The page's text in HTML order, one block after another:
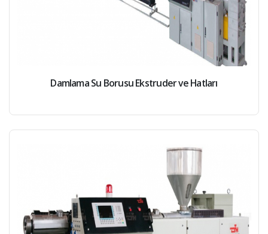
Damlama Su Borusu Ekstruder ve Hatları